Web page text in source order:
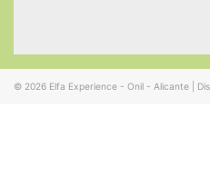
© 2026 Elfa Experience - Onil - Alicante